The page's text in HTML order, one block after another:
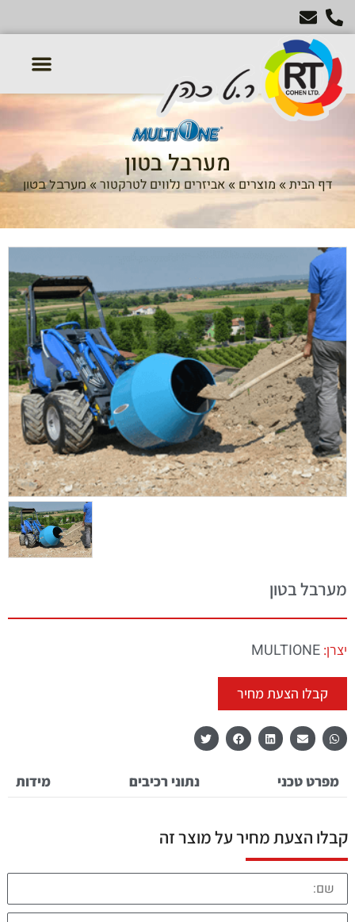
מערבל בטון
דף הבית» מוצרים »אביזרים נלווים לטרקטור»מערבל בטון
מערבל בטון
יצרן: MULTIONE
קבלו הצעת מחיר
מפרט טכני נתוני רכיבים מידות
קבלו הצעת מחיר על מוצר זה